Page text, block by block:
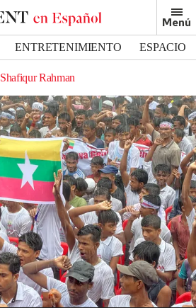
Menú
ENTRETENIMIENTO
ESPACIO
Shafiqur Rahman